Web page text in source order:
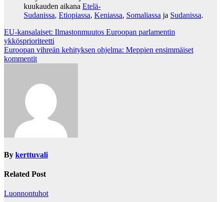
kuukauden aikana Etelä-
Sudanissa, Etiopiassa, Keniassa, Somaliassa ja Sudanissa.
Post
navigation
EU-kansalaiset: Ilmastonmuutos Euroopan parlamentin
ykkösprioriteetti
Euroopan vihreän kehityksen ohjelma: Meppien ensimmäiset
kommentit
By kerttuvali
Related Post
Luonnontuhot